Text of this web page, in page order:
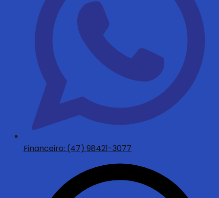
Financeiro: (47) 98421-3077